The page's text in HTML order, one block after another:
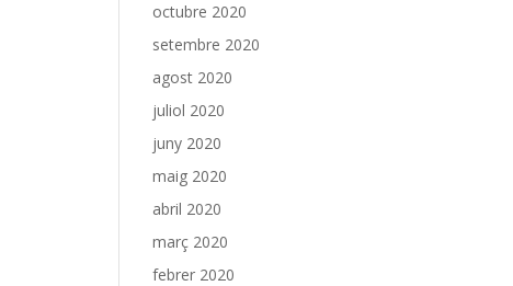
octubre 2020
setembre 2020
agost 2020
juliol 2020
juny 2020
maig 2020
abril 2020
març 2020
febrer 2020